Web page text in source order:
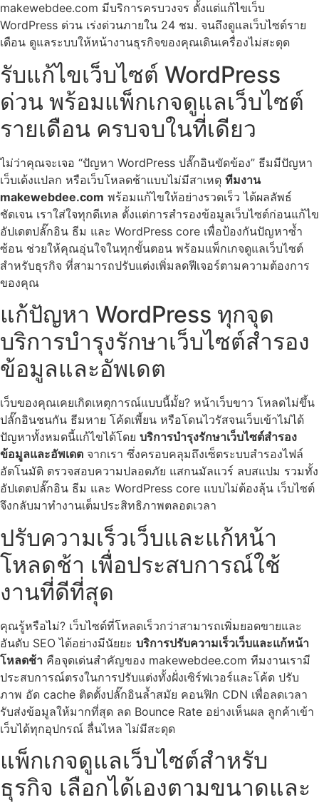
makewebdee.com มีบริการครบวงจร ตั้งแต่แก้ไขเว็บ
WordPress ด่วน เร่งด่วนภายใน 24 ชม. จนถึงดูแลเว็บไซต์ราย
เดือน ดูแลระบบให้หน้างานธุรกิจของคุณเดินเครื่องไม่สะดุด
รับแก้ไขเว็บไซต์ WordPress
ด่วน พร้อมแพ็กเกจดูแลเว็บไซต์
รายเดือน ครบจบในที่เดียว
ไม่ว่าคุณจะเจอ “ปัญหา WordPress ปลั๊กอินขัดข้อง” ธีมมีปัญหา
เว็บเด้งแปลก หรือเว็บโหลดช้าแบบไม่มีสาเหตุ ทีมงาน
makewebdee.com พร้อมแก้ไขให้อย่างรวดเร็ว ได้ผลลัพธ์
ชัดเจน เราใส่ใจทุกดีเทล ตั้งแต่การสำรองข้อมูลเว็บไซต์ก่อนแก้ไข
อัปเดตปลั๊กอิน ธีม และ WordPress core เพื่อป้องกันปัญหาซ้ำ
ซ้อน ช่วยให้คุณอุ่นใจในทุกขั้นตอน พร้อมแพ็กเกจดูแลเว็บไซต์
สำหรับธุรกิจ ที่สามารถปรับแต่งเพิ่มลดฟีเจอร์ตามความต้องการ
ของคุณ
แก้ปัญหา WordPress ทุกจุด
บริการบำรุงรักษาเว็บไซต์สำรอง
ข้อมูลและอัพเดต
เว็บของคุณเคยเกิดเหตุการณ์แบบนี้มั้ย? หน้าเว็บขาว โหลดไม่ขึ้น
ปลั๊กอินชนกัน ธีมหาย โค้ดเพี้ยน หรือโดนไวรัสจนเว็บเข้าไม่ได้
ปัญหาทั้งหมดนี้แก้ไขได้โดย บริการบำรุงรักษาเว็บไซต์สำรอง
ข้อมูลและอัพเดต จากเรา ซึ่งครอบคลุมถึงเซ็ตระบบสำรองไฟล์
อัตโนมัติ ตรวจสอบความปลอดภัย แสกนมัลแวร์ ลบสแปม รวมทั้ง
อัปเดตปลั๊กอิน ธีม และ WordPress core แบบไม่ต้องลุ้น เว็บไซต์
จึงกลับมาทำงานเต็มประสิทธิภาพตลอดเวลา
ปรับความเร็วเว็บและแก้หน้า
โหลดช้า เพื่อประสบการณ์ใช้
งานที่ดีที่สุด
คุณรู้หรือไม่? เว็บไซต์ที่โหลดเร็วกว่าสามารถเพิ่มยอดขายและ
อันดับ SEO ได้อย่างมีนัยยะ บริการปรับความเร็วเว็บและแก้หน้า
โหลดช้า คือจุดเด่นสำคัญของ makewebdee.com ทีมงานเรามี
ประสบการณ์ตรงในการปรับแต่งทั้งฝั่งเซิร์ฟเวอร์และโค้ด ปรับ
ภาพ อัด cache ติดตั้งปลั๊กอินล้ำสมัย คอนฟิก CDN เพื่อลดเวลา
รับส่งข้อมูลให้มากที่สุด ลด Bounce Rate อย่างเห็นผล ลูกค้าเข้า
เว็บได้ทุกอุปกรณ์ ลื่นไหล ไม่มีสะดุด
แพ็กเกจดูแลเว็บไซต์สำหรับ
ธุรกิจ เลือกได้เองตามขนาดและ